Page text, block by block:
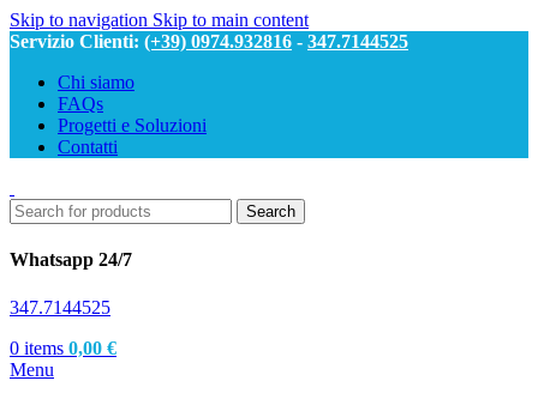
Skip to navigation Skip to main content
Servizio Clienti: (+39) 0974.932816 - 347.7144525
Chi siamo
FAQs
Progetti e Soluzioni
Contatti
Search
Whatsapp 24/7
347.7144525
0 items 0,00 €
Menu